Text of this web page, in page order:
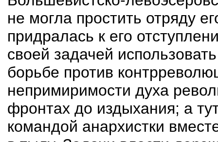
не могла простить отряду
придралась к его
своей задачей
борьбе против
непримиримости духа
фронтах до издыхания; а
командой анархистки